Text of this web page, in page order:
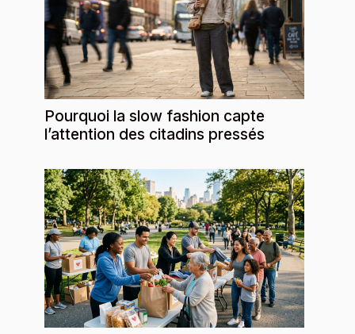
Pourquoi la slow fashion capte
l’attention des citadins pressés